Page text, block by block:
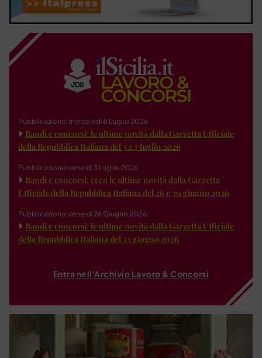
Pubblicazione: mercoledì 8 Luglio 2026
Bandi e concorsi: le ultime novità dalla Gazzetta Ufficiale
della Repubblica Italiana del 3 e 7 luglio 2026
Pubblicazione: venerdì 3 Luglio 2026
Bandi e concorsi: ecco le ultime novità dalla Gazzetta
Ufficiale della Repubblica Italiana del 26 e 30 giugno 2026
Pubblicazione: venerdì 26 Giugno 2026
Bandi e concorsi: le ultime novità dalla Gazzetta Ufficiale
della Repubblica Italiana del 23 giugno 2026
Entra nell'Archivio Lavoro & Concorsi